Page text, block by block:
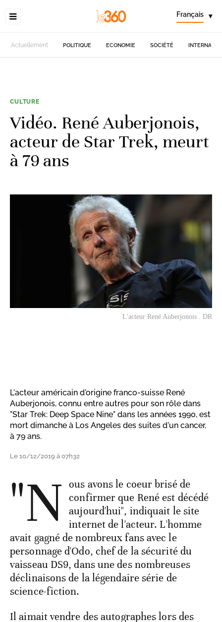
Français ▾
Actuellement POLITIQUE ECONOMIE SOCIÉTÉ
CULTURE
Vidéo. René Auberjonois,
acteur de Star Trek, meurt
à 79 ans
L'acteur René Auberjonois . DR
L'acteur américain d'origine franco-suisse René
Auberjonois, connu entre autres pour son rôle dans
"Star Trek: Deep Space Nine" dans les années 1990, est
mort dimanche à Los Angeles des suites d'un cancer,
à 79 ans.
Le 10/12/2019 à 07h32
"N ous avons le coeur brisé de
confirmer que René est décédé
aujourd'hui", indiquait le site
internet de l'acteur. L'homme
avait gagné de nombreux fans avec le
personnage d'Odo, chef de la sécurité du
vaisseau DS9, dans une des nombreuses
déclinaisons de la légendaire série de
science-fiction.
Il aimait vendre des autographes lors des